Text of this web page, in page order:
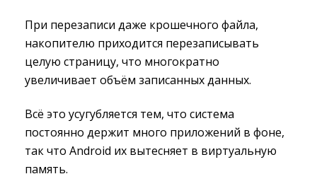
При перезаписи даже крошечного файла,
накопителю приходится перезаписывать
целую страницу, что многократно
увеличивает объём записанных данных.
Всё это усугубляется тем, что система
постоянно держит много приложений в фоне,
так что Android их вытесняет в виртуальную
память.